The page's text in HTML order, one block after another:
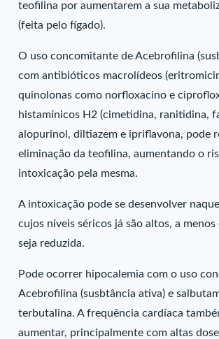
teofilina por aumentarem a sua
(feita pelo fígado).
O uso concomitante de Acebrofilina
com antibióticos macrolídeos
quinolonas como norfloxacino e
histamínicos H2 (cimetidina, ranitidina,
alopurinol, diltiazem e ipriflavona, pode
eliminação da teofilina, aumentando o
intoxicação pela mesma.
A intoxicação pode se desenvolver
cujos níveis séricos já são altos, a menos
seja reduzida.
Pode ocorrer hipocalemia com o uso
Acebrofilina (susbtância ativa) e
terbutalina. A frequência cardíaca
aumentar, principalmente com altas